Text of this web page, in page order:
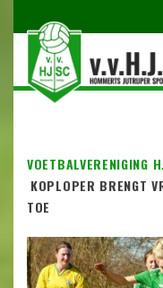
VOETBALVERENIGING
KOPLOPER BRENGT
TOE